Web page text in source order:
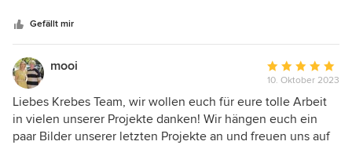
zurückgreifen, wenn neue Projekte in Bezug
Raumausstattung mit allem drum und dran anstehen. Ich
wünsche Ihnen weiterhin so ein tolles Team. Viele Grüße
Bernadette
Gefällt mir
mooi
Bewertung:
5
von
5
10. Oktober 2023
Liebes Krebes Team, wir wollen euch für eure tolle Arbeit
in vielen unserer Projekte danken! Wir hängen euch ein
paar Bilder unserer letzten Projekte an und freuen uns auf